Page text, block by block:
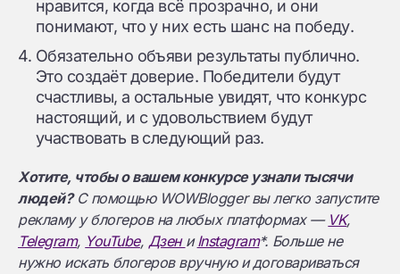
нравится, когда всё прозрачно, и они
понимают, что у них есть шанс на победу.
Обязательно объяви результаты публично.
Это создаёт доверие. Победители будут
счастливы, а остальные увидят, что конкурс
настоящий, и с удовольствием будут
участвовать в следующий раз.
Хотите, чтобы о вашем конкурсе узнали тысячи
людей?С помощью WOWBlogger вы легко запустите
рекламу у блогеров на любых платформах — VK,
Telegram, YouTube, Дзен иInstagram*. Больше не
нужно искать блогеров вручную и договариваться